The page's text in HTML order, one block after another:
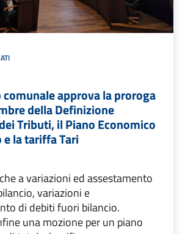
approva la proroga
della Definizione
Tributi, il Piano Economico
la tariffa Tari
a variazioni ed assestamento
variazioni e
di debiti fuori bilancio.
una mozione per un piano